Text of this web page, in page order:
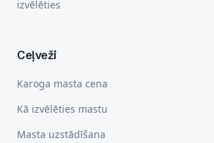
izvēlēties
Ceļveži
Karoga masta cena
Kā izvēlēties mastu
Masta uzstādīšana